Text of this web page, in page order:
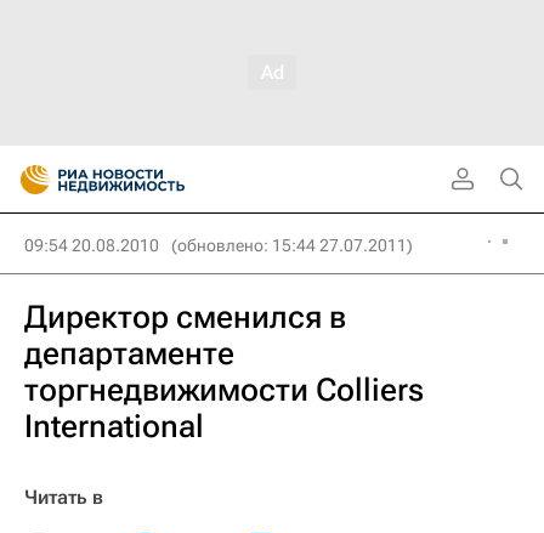
09:54 20.08.2010 (обновлено: 15:44 27.07.2011)
Директор сменился в
департаменте
торгнедвижимости Colliers
International
Читать в